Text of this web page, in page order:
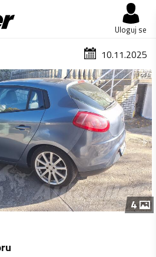
Uloguj se
10.11.2025
1 od 4
4